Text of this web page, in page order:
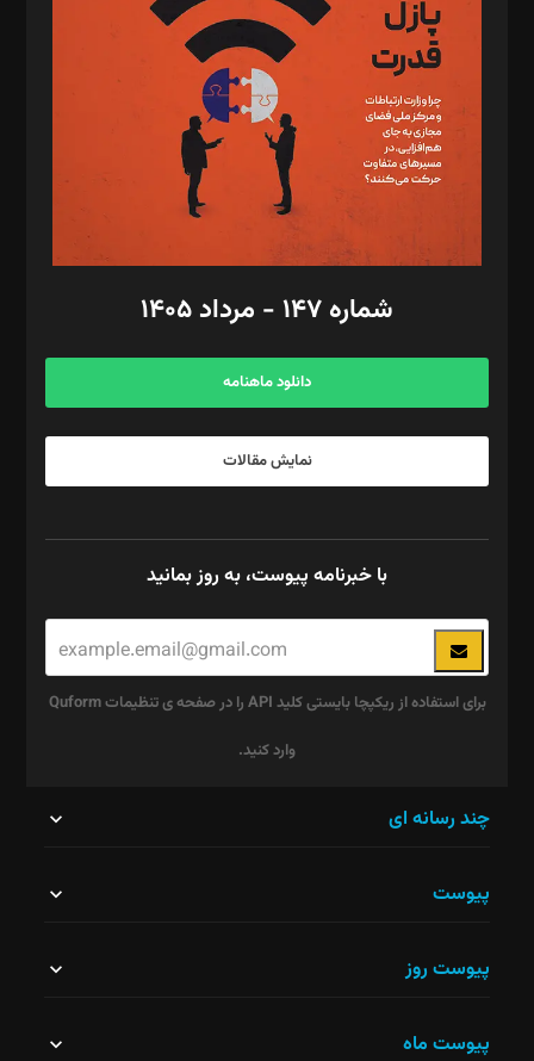
مصطفی مسجدی آرانی، ابوالفضل رجبی، زهرا فکرانه، فائزه فتحی
رستمی،مصطفی باستان
ویرایش: نگار استاد‌‌آقا
طراح یونیفرم: مجید توکلی
فیلمبرداری و عکاسی: امیر شفیعی، مانی لطفی زاده
گرافیک و صفحه‌آرایی: سید‌سبحان‌علی ثابت
مد‌یر توسعه تجاری: کامبیز برید‌
امور مالی: شاپور رهبری، محمد‌ کاظمی‌نیا
آگهی و مشترکین: ۰۹۱۹۹۹۹۰۴۵۴
شماره ۱۴۷ - مرداد ۱۴۰۵
دانلود ماهنامه
نمایش مقالات
با خبرنامه پیوست، به روز بمانید
برای استفاده از ریکپچا بایستی کلید API را در صفحه ی تنظیمات Quform
وارد کنید.
نباید
شود.
چند رسانه ای
پیوست
پیوست روز
پیوست ماه